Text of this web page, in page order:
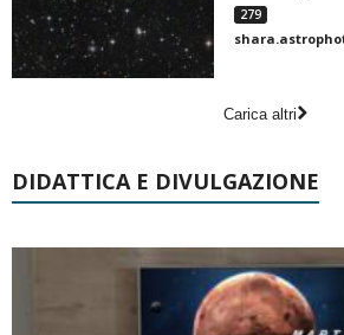
279
Carica altri
DIDATTICA E DIVULGAZIONE